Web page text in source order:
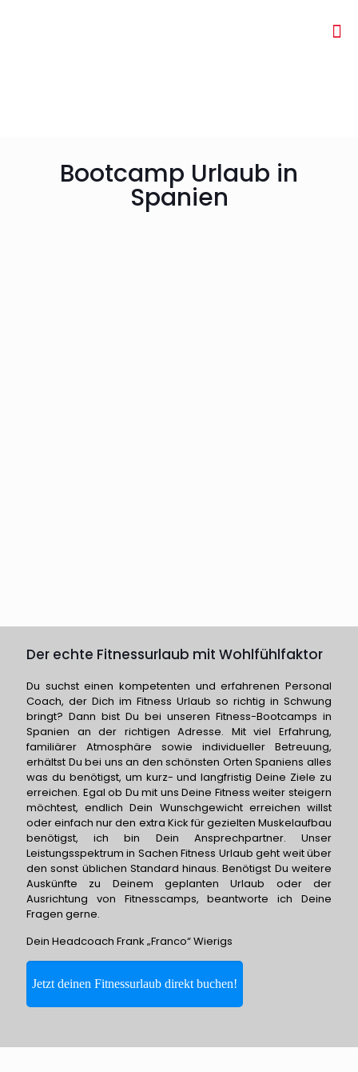
Bootcamp Urlaub in
Spanien
Der echte Fitnessurlaub mit Wohlfühlfaktor
Du suchst einen kompetenten und erfahrenen Personal
Coach, der Dich im Fitness Urlaub so richtig in Schwung
bringt? Dann bist Du bei unseren Fitness-Bootcamps in
Spanien an der richtigen Adresse. Mit viel Erfahrung,
familiärer Atmosphäre sowie individueller Betreuung,
erhältst Du bei uns an den schönsten Orten Spaniens alles
was du benötigst, um kurz- und langfristig Deine Ziele zu
erreichen. Egal ob Du mit uns Deine Fitness weiter steigern
möchtest, endlich Dein Wunschgewicht erreichen willst
oder einfach nur den extra Kick für gezielten Muskelaufbau
benötigst, ich bin Dein Ansprechpartner. Unser
Leistungsspektrum in Sachen Fitness Urlaub geht weit über
den sonst üblichen Standard hinaus. Benötigst Du weitere
Auskünfte zu Deinem geplanten Urlaub oder der
Ausrichtung von Fitnesscamps, beantworte ich Deine
Fragen gerne.
Dein Headcoach Frank „Franco“ Wierigs
Jetzt deinen Fitnessurlaub direkt buchen!